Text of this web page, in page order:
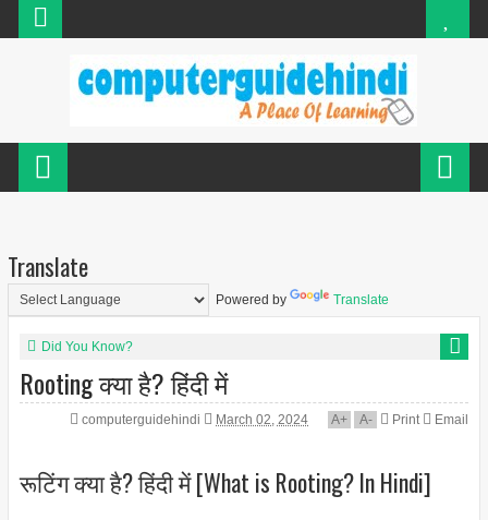
Translate
Powered by Translate
Did You Know?
Rooting क्या है? हिंदी में
computerguidehindi March 02, 2024 A+ A- Print Email
रूटिंग क्या है? हिंदी में [What is Rooting? In Hindi]